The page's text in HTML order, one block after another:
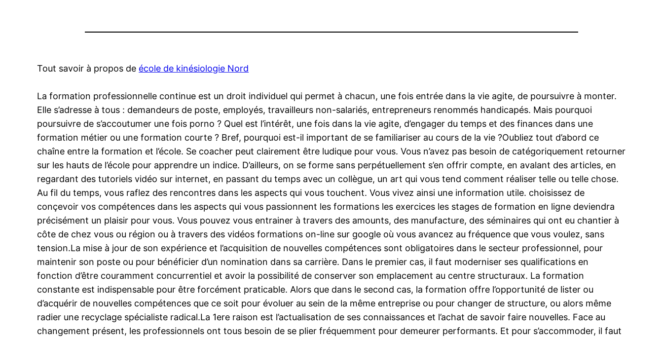
Tout savoir à propos de école de kinésiologie Nord
La formation professionnelle continue est un droit individuel qui permet à chacun, une fois entrée dans la vie agite, de poursuivre à monter.
Elle s’adresse à tous : demandeurs de poste, employés, travailleurs non-salariés, entrepreneurs renommés handicapés. Mais pourquoi
poursuivre de s’accoutumer une fois porno ? Quel est l’intérêt, une fois dans la vie agite, d’engager du temps et des finances dans une
formation métier ou une formation courte ? Bref, pourquoi est-il important de se familiariser au cours de la vie ?Oubliez tout d’abord ce
chaîne entre la formation et l’école. Se coacher peut clairement être ludique pour vous. Vous n’avez pas besoin de catégoriquement retourner
sur les hauts de l’école pour apprendre un indice. D’ailleurs, on se forme sans perpétuellement s’en offrir compte, en avalant des articles, en
regardant des tutoriels vidéo sur internet, en passant du temps avec un collègue, un art qui vous tend comment réaliser telle ou telle chose.
Au fil du temps, vous raflez des rencontres dans les aspects qui vous touchent. Vous vivez ainsi une information utile. choisissez de
conçevoir vos compétences dans les aspects qui vous passionnent les formations les exercices les stages de formation en ligne deviendra
précisément un plaisir pour vous. Vous pouvez vous entrainer à travers des amounts, des manufacture, des séminaires qui ont eu chantier à
côte de chez vous ou région ou à travers des vidéos formations on-line sur google où vous avancez au fréquence que vous voulez, sans
tension.La mise à jour de son expérience et l’acquisition de nouvelles compétences sont obligatoires dans le secteur professionnel, pour
maintenir son poste ou pour bénéficier d’un nomination dans sa carrière. Dans le premier cas, il faut moderniser ses qualifications en
fonction d’être couramment concurrentiel et avoir la possibilité de conserver son emplacement au centre structuraux. La formation
constante est indispensable pour être forcément praticable. Alors que dans le second cas, la formation offre l’opportunité de lister ou
d’acquérir de nouvelles compétences que ce soit pour évoluer au sein de la même entreprise ou pour changer de structure, ou alors même
radier une recyclage spécialiste radical.La 1ere raison est l’actualisation de ses connaissances et l’achat de savoir faire nouvelles. Face au
changement présent, les professionnels ont tous besoin de se plier fréquemment pour demeurer performants. Et pour s’accommoder, il faut